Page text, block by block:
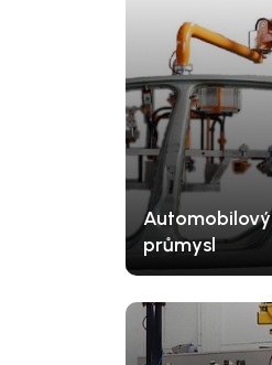
Automobilový
průmysl